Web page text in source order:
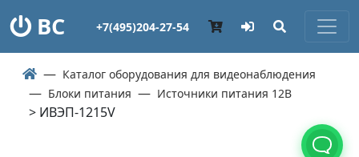
ВС +7(495)204-27-54
Каталог оборудования для видеонаблюдения
Блоки питания
Источники питания 12В
> ИВЭП-1215V